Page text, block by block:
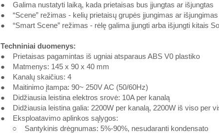
● Galima nustatyti laiką, kada prietaisas bus įjungtas ar išjungtas
● “Scene” režimas - kelių prietaisų grupės įjungimas ar
● “Smart Scene” režimas - rėlę galima įjungti arba išjungti kitais
Techniniai duomenys:
● Prietaisas pagamintas iš ugniai atsparaus ABS V0 plastiko
● Matmenys: 145 x 90 x 40 mm
● Kanalų skaičius: 4
● Maitinimo įtampa: 90~ 250V AC (50/60Hz)
● Didžiausia leistina elektros srovė: 10A per kanalą
● Didžiausia leistina galia: 2200W per kanalą, 2200W iš viso per
● Eksploatavimo aplinkos sąlygos:
○ Santykinis drėgnumas: 5%-90%, nesudaranti kondensato